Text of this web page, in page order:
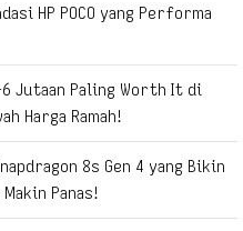
HP POCO yang Performa
Jutaan Paling Worth It di
Harga Ramah!
8s Gen 4 yang Bikin
Panas!